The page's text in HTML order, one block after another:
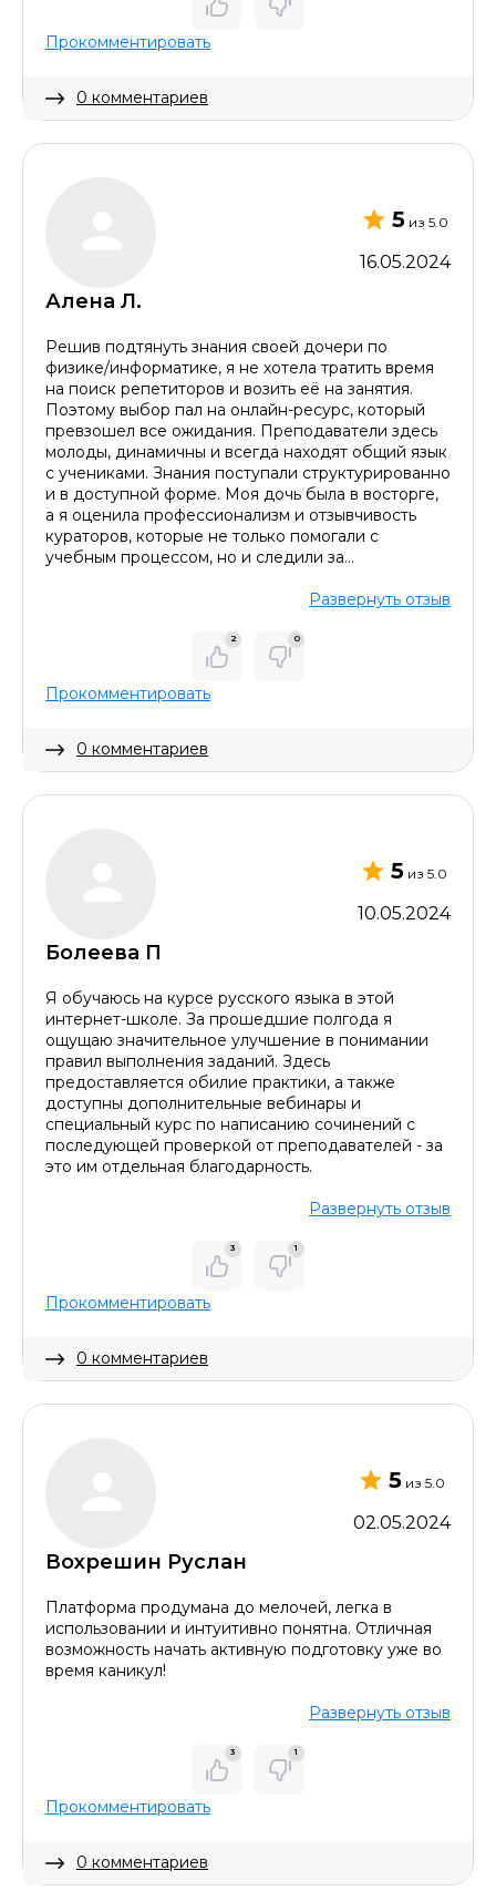
Прокомментировать
0 комментариев
5из 5.0
16.05.2024
Алена Л.
Решив подтянуть знания своей дочери по
физике/информатике, я не хотела тратить время
на поиск репетиторов и возить её на занятия.
Поэтому выбор пал на онлайн-ресурс, который
превзошел все ожидания. Преподаватели здесь
молоды, динамичны и всегда находят общий язык
с учениками. Знания поступали структурированно
и в доступной форме. Моя дочь была в восторге,
а я оценила профессионализм и отзывчивость
кураторов, которые не только помогали с
учебным процессом, но и следили за
времени и денег на обучении здесь очевидна,
частных репетиторов.
Развернуть отзыв
2 0
Прокомментировать
0 комментариев
5из 5.0
10.05.2024
Болеева П
Я обучаюсь на курсе русского языка в этой
интернет-школе. За прошедшие полгода я
ощущаю значительное улучшение в понимании
правил выполнения заданий. Здесь
предоставляется обилие практики, а также
доступны дополнительные вебинары и
специальный курс по написанию сочинений с
последующей проверкой от преподавателей - за
это им отдельная благодарность.
Развернуть отзыв
3 1
Прокомментировать
0 комментариев
5из 5.0
02.05.2024
Вохрешин Руслан
Платформа продумана до мелочей, легка в
использовании и интуитивно понятна. Отличная
возможность начать активную подготовку уже во
время каникул!
Развернуть отзыв
3 1
Прокомментировать
0 комментариев